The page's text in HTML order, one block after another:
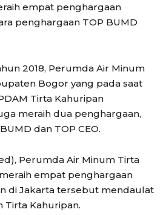
empat penghargaan
penghargaan TOP BUMD
2018, Perumda Air Minum
Bogor yang pada saat
Tirta Kahuripan
meraih dua penghargaan,
dan TOP CEO.
Perumda Air Minum Tirta
empat penghargaan
di Jakarta tersebut mendaulat
Tirta Kahuripan.